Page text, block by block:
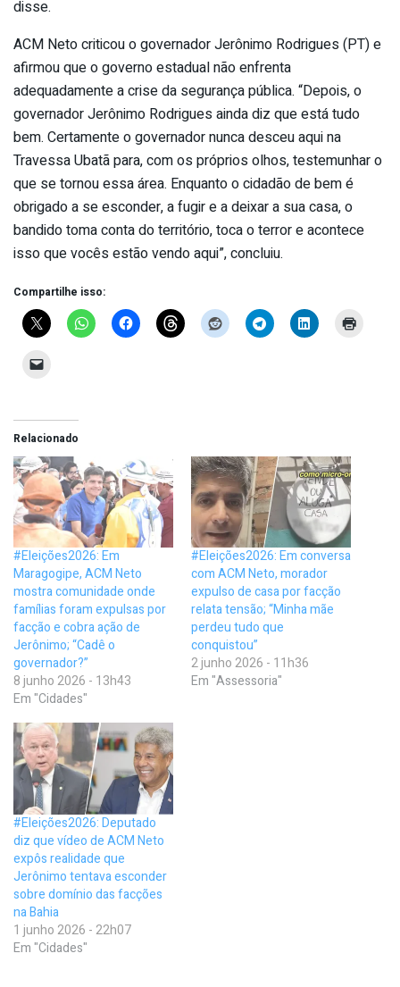
disse.
ACM Neto criticou o governador Jerônimo Rodrigues (PT) e
afirmou que o governo estadual não enfrenta
adequadamente a crise da segurança pública. “Depois, o
governador Jerônimo Rodrigues ainda diz que está tudo
bem. Certamente o governador nunca desceu aqui na
Travessa Ubatã para, com os próprios olhos, testemunhar o
que se tornou essa área. Enquanto o cidadão de bem é
obrigado a se esconder, a fugir e a deixar a sua casa, o
bandido toma conta do território, toca o terror e acontece
isso que vocês estão vendo aqui”, concluiu.
Compartilhe isso:
Relacionado
#Eleições2026: Em
Maragogipe, ACM Neto
mostra comunidade onde
famílias foram expulsas por
facção e cobra ação de
Jerônimo; “Cadê o
governador?”
8 junho 2026 - 13h43
Em "Cidades"
#Eleições2026: Em conversa
com ACM Neto, morador
expulso de casa por facção
relata tensão; “Minha mãe
perdeu tudo que
conquistou”
2 junho 2026 - 11h36
Em "Assessoria"
#Eleições2026: Deputado
diz que vídeo de ACM Neto
expôs realidade que
Jerônimo tentava esconder
sobre domínio das facções
na Bahia
1 junho 2026 - 22h07
Em "Cidades"